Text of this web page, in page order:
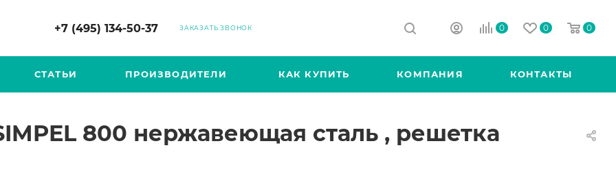
+7 (495) 134-50-37 ЗАКАЗАТЬ ЗВОНОК 0 0 0
СТАТЬИ ПРОИЗВОДИТЕЛИ КАК КУПИТЬ КОМПАНИЯ КОНТАКТЫ
800 нержавеющая сталь , решетка